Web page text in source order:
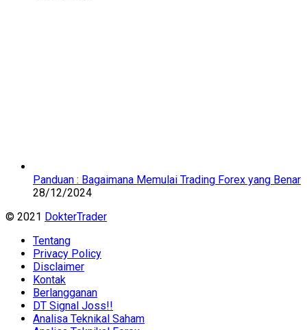
Panduan : Bagaimana Memulai Trading Forex yang Benar
28/12/2024
© 2021 DokterTrader
Tentang
Privacy Policy
Disclaimer
Kontak
Berlangganan
DT Signal Joss!!
Analisa Teknikal Saham